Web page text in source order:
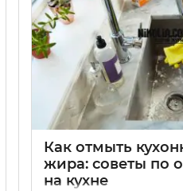
Как отмыть
жира: советы по
на кухне